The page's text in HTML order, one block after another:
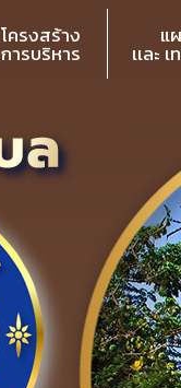
โครงสร้าง
การบริหาร
แ
เเละ